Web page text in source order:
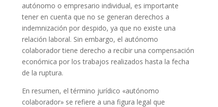
autónomo o empresario individual, es importante
tener en cuenta que no se generan derechos a
indemnización por despido, ya que no existe una
relación laboral. Sin embargo, el autónomo
colaborador tiene derecho a recibir una compensación
económica por los trabajos realizados hasta la fecha
de la ruptura.
En resumen, el término jurídico «autónomo
colaborador» se refiere a una figura legal que